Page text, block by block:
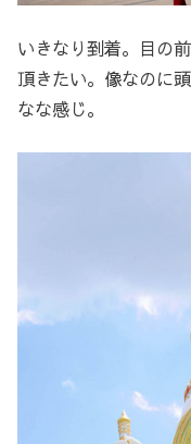
いきなり到着。目の
頂きたい。像なのに
なな感じ。